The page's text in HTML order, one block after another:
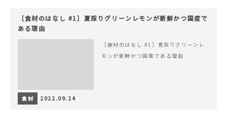
［食材のはなし #1］夏採りグリーンレモンが新鮮かつ国産で
ある理由
［食材のはなし #1］夏採りグリーンレ
モンが新鮮かつ国産である理由
食材 2022.09.24